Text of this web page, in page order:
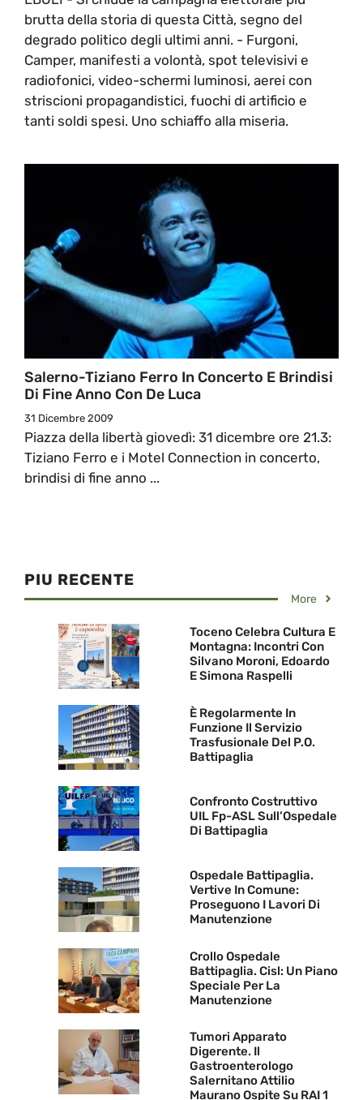
brutta della storia di questa Città, segno del
degrado politico degli ultimi anni. - Furgoni,
Camper, manifesti a volontà, spot televisivi e
radiofonici, video-schermi luminosi, aerei con
striscioni propagandistici, fuochi di artificio e
tanti soldi spesi. Uno schiaffo alla miseria.
Salerno-Tiziano Ferro In Concerto E Brindisi
Di Fine Anno Con De Luca
31 Dicembre 2009
Piazza della libertà giovedì: 31 dicembre ore 21.3:
Tiziano Ferro e i Motel Connection in concerto,
brindisi di fine anno ...
PIU RECENTE
More
Toceno Celebra Cultura E
Montagna: Incontri Con
Silvano Moroni, Edoardo
E Simona Raspelli
È Regolarmente In
Funzione Il Servizio
Trasfusionale Del P.O.
Battipaglia
Confronto Costruttivo
UIL Fp-ASL Sull’Ospedale
Di Battipaglia
Ospedale Battipaglia.
Vertive In Comune:
Proseguono I Lavori Di
Manutenzione
Crollo Ospedale
Battipaglia. Cisl: Un Piano
Speciale Per La
Manutenzione
Tumori Apparato
Digerente. Il
Gastroenterologo
Salernitano Attilio
Maurano Ospite Su RAI 1